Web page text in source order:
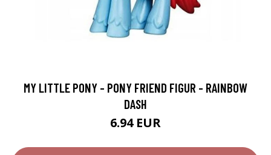
MY LITTLE PONY - PONY FRIEND FIGUR - RAINBOW
DASH
6.94 EUR